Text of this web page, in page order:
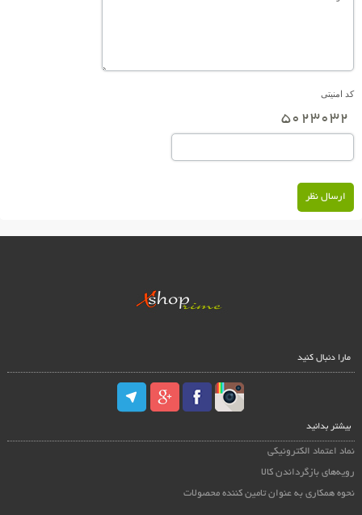
کد امنیتی
ارسال نظر
مارا دنبال کنید
بیشتر بدانید
نماد اعتماد الکترونیکی
رویه‌های بازگرداندن کالا
نحوه همکاری به عنوان تامین کننده محصولات